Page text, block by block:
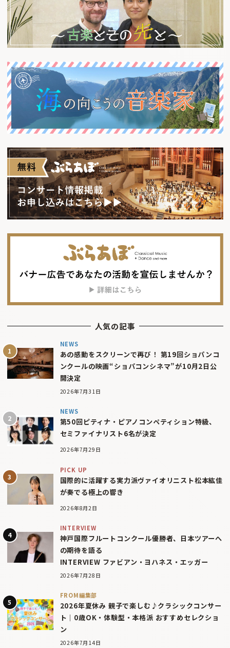
人気の記事
NEWS
あの感動をスクリーンで再び！ 第19回ショパンコ
ンクールの映画“ショパコンシネマ”が10月2日公
開決定
2026年7月31日
NEWS
第50回ピティナ・ピアノコンペティション特級、
セミファイナリスト6名が決定
2026年7月29日
PICK UP
国際的に活躍する実力派ヴァイオリニスト松本紘佳
が奏でる極上の響き
2026年8月2日
INTERVIEW
神戸国際フルートコンクール優勝者、日本ツアーへ
の期待を語る
INTERVIEW ファビアン・ヨハネス・エッガー
2026年7月28日
FROM編集部
2026年夏休み 親子で楽しむ♪クラシックコンサー
ト｜0歳OK・体験型・本格派 おすすめセレクショ
ン
2026年7月14日